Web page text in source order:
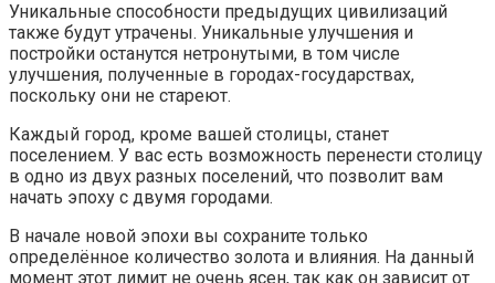
Уникальные способности предыдущих цивилизаций
также будут утрачены. Уникальные улучшения и
постройки останутся нетронутыми, в том числе
улучшения, полученные в городах-государствах,
поскольку они не стареют.
Каждый город, кроме вашей столицы, станет
поселением. У вас есть возможность перенести столицу
в одно из двух разных поселений, что позволит вам
начать эпоху с двумя городами.
В начале новой эпохи вы сохраните только
определённое количество золота и влияния. На данный
момент этот лимит не очень ясен, так как он зависит от